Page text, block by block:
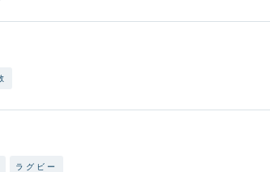
ラグビー